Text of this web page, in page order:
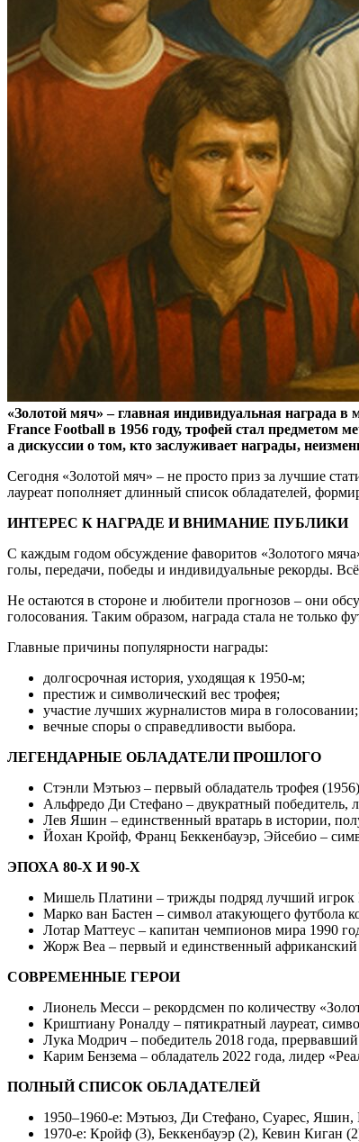
«Золотой мяч» – главная индивидуальная награда
France Football в 1956 году, трофей стал
а дискуссии о том, кто заслуживает награды,
Сегодня «Золотой мяч» – не просто приз за лучшие
лауреат пополняет длинный список обладателей,
ИНТЕРЕС К НАГРАДЕ И ВНИМАНИЕ ПУБЛИКИ
С каждым годом обсуждение фаворитов «Золотого
голы, передачи, победы и индивидуальные рекорды.
Не остаются в стороне и любители прогнозов – они
голосования. Таким образом, награда стала не только
Главные причины популярности награды:
долгосрочная история, уходящая к 1950-м;
престиж и символический вес трофея;
участие лучших журналистов мира в голосовании;
вечные споры о справедливости выбора.
ЛЕГЕНДАРНЫЕ ОБЛАДАТЕЛИ ПРОШЛОГО
Стэнли Мэтьюз – первый обладатель трофея
Альфредо Ди Стефано – двукратный победитель,
Лев Яшин – единственный вратарь в истории,
Йохан Кройф, Франц Беккенбауэр, Эйсебио –
ЭПОХА 80-Х И 90-Х
Мишель Платини – трижды подряд лучший игрок
Марко ван Бастен – символ атакующего футбола
Лотар Маттеус – капитан чемпионов мира 1990
Жорж Веа – первый и единственный африканский
СОВРЕМЕННЫЕ ГЕРОИ
Лионель Месси – рекордсмен по количеству
Криштиану Роналду – пятикратный лауреат,
Лука Модрич – победитель 2018 года,
Карим Бензема – обладатель 2022 года, лидер
ПОЛНЫЙ СПИСОК ОБЛАДАТЕЛЕЙ
1950–1960-е: Мэтьюз, Ди Стефано, Суарес, Яшин,
1970-е: Кройф (3), Беккенбауэр (2), Кевин Киган